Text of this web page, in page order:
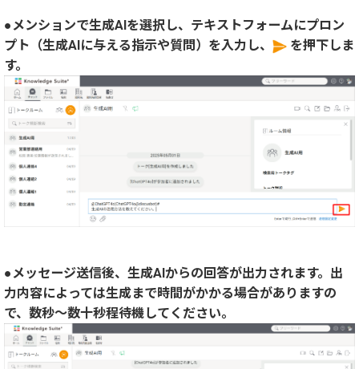
●メンションで生成AIを選択し、テキストフォームにプロン
プト（生成AIに与える指示や質問）を入力し、
を押下しま
す。
●メッセージ送信後、生成AIからの回答が出力されます。出
力内容によっては生成まで時間がかかる場合がありますの
で、数秒～数十秒程待機してください。